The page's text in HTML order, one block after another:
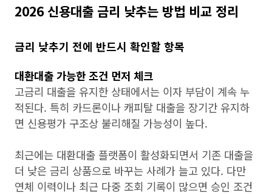
2026 신용대출 금리 낮추는 방법 비교 정리
금리 낮추기 전에 반드시 확인할 항목
대환대출 가능한 조건 먼저 체크
고금리 대출을 유지한 상태에서는 이자 부담이 계속 누
적된다. 특히 카드론이나 캐피탈 대출을 장기간 유지하
면 신용평가 구조상 불리해질 가능성이 높다.
최근에는 대환대출 플랫폼이 활성화되면서 기존 대출을
더 낮은 금리 상품으로 바꾸는 사례가 늘고 있다. 다만
연체 이력이나 최근 다중 조회 기록이 많으면 승인 조건